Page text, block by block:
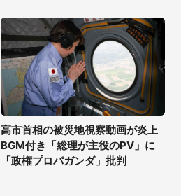
高市首相の被災地視察動画が炎上
BGM付き「総理が主役のPV」に
「政権プロパガンダ」批判